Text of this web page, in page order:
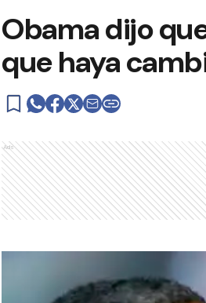
Obama dijo
que haya
Ads